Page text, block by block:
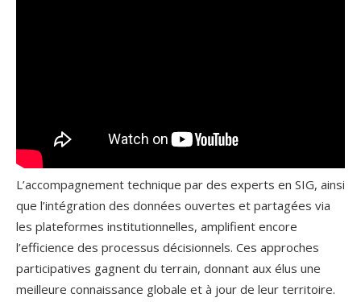
L’accompagnement technique par des experts en SIG, ainsi
que l’intégration des données ouvertes et partagées via
les plateformes institutionnelles, amplifient encore
l’efficience des processus décisionnels. Ces approches
participatives gagnent du terrain, donnant aux élus une
meilleure connaissance globale et à jour de leur territoire.